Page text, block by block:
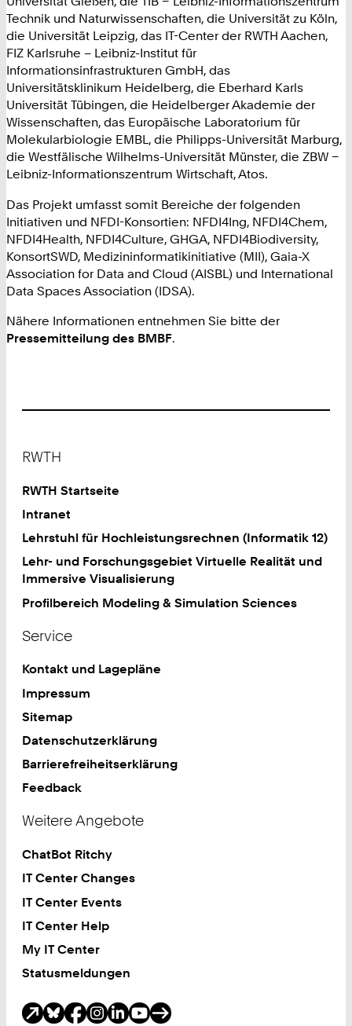
Technik und Naturwissenschaften, die Universität zu Köln,
die Universität Leipzig, das IT-Center der RWTH Aachen,
FIZ Karlsruhe – Leibniz-Institut für
Informationsinfrastrukturen GmbH, das
Universitätsklinikum Heidelberg, die Eberhard Karls
Universität Tübingen, die Heidelberger Akademie der
Wissenschaften, das Europäische Laboratorium für
Molekularbiologie EMBL, die Philipps-Universität Marburg,
die Westfälische Wilhelms-Universität Münster, die ZBW –
Leibniz-Informationszentrum Wirtschaft, Atos.
Das Projekt umfasst somit Bereiche der folgenden
Initiativen und NFDI-Konsortien: NFDI4Ing, NFDI4Chem,
NFDI4Health, NFDI4Culture, GHGA, NFDI4Biodiversity,
KonsortSWD, Medizininformatikinitiative (MII), Gaia-X
Association for Data and Cloud (AISBL) und International
Data Spaces Association (IDSA).
Nähere Informationen entnehmen Sie bitte der
Pressemitteilung des BMBF.
RWTH
RWTH Startseite
Intranet
Lehrstuhl für Hochleistungsrechnen (Informatik 12)
Lehr- und Forschungsgebiet Virtuelle Realität und
Immersive Visualisierung
Profilbereich Modeling & Simulation Sciences
Service
Kontakt und Lagepläne
Impressum
Sitemap
Datenschutzerklärung
Barrierefreiheitserklärung
Feedback
Weitere Angebote
ChatBot Ritchy
IT Center Changes
IT Center Events
IT Center Help
My IT Center
Statusmeldungen
Soziale Medien